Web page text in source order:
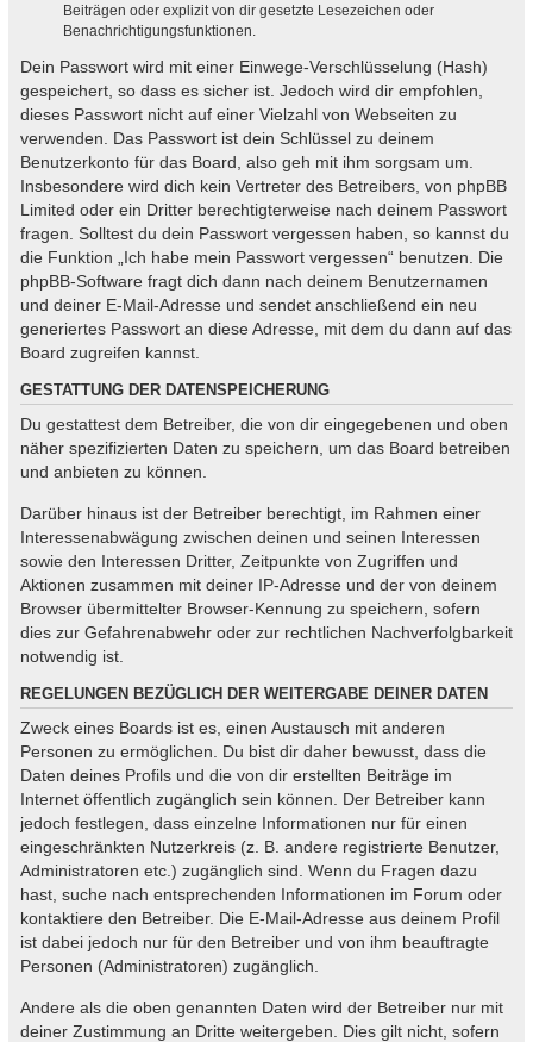
Beiträgen oder explizit von dir gesetzte Lesezeichen oder
Benachrichtigungsfunktionen.
Dein Passwort wird mit einer Einwege-Verschlüsselung (Hash)
gespeichert, so dass es sicher ist. Jedoch wird dir empfohlen,
dieses Passwort nicht auf einer Vielzahl von Webseiten zu
verwenden. Das Passwort ist dein Schlüssel zu deinem
Benutzerkonto für das Board, also geh mit ihm sorgsam um.
Insbesondere wird dich kein Vertreter des Betreibers, von phpBB
Limited oder ein Dritter berechtigterweise nach deinem Passwort
fragen. Solltest du dein Passwort vergessen haben, so kannst du
die Funktion „Ich habe mein Passwort vergessen“ benutzen. Die
phpBB-Software fragt dich dann nach deinem Benutzernamen
und deiner E-Mail-Adresse und sendet anschließend ein neu
generiertes Passwort an diese Adresse, mit dem du dann auf das
Board zugreifen kannst.
GESTATTUNG DER DATENSPEICHERUNG
Du gestattest dem Betreiber, die von dir eingegebenen und oben
näher spezifizierten Daten zu speichern, um das Board betreiben
und anbieten zu können.
Darüber hinaus ist der Betreiber berechtigt, im Rahmen einer
Interessenabwägung zwischen deinen und seinen Interessen
sowie den Interessen Dritter, Zeitpunkte von Zugriffen und
Aktionen zusammen mit deiner IP-Adresse und der von deinem
Browser übermittelter Browser-Kennung zu speichern, sofern
dies zur Gefahrenabwehr oder zur rechtlichen Nachverfolgbarkeit
notwendig ist.
REGELUNGEN BEZÜGLICH DER WEITERGABE DEINER DATEN
Zweck eines Boards ist es, einen Austausch mit anderen
Personen zu ermöglichen. Du bist dir daher bewusst, dass die
Daten deines Profils und die von dir erstellten Beiträge im
Internet öffentlich zugänglich sein können. Der Betreiber kann
jedoch festlegen, dass einzelne Informationen nur für einen
eingeschränkten Nutzerkreis (z. B. andere registrierte Benutzer,
Administratoren etc.) zugänglich sind. Wenn du Fragen dazu
hast, suche nach entsprechenden Informationen im Forum oder
kontaktiere den Betreiber. Die E-Mail-Adresse aus deinem Profil
ist dabei jedoch nur für den Betreiber und von ihm beauftragte
Personen (Administratoren) zugänglich.
Andere als die oben genannten Daten wird der Betreiber nur mit
deiner Zustimmung an Dritte weitergeben. Dies gilt nicht, sofern